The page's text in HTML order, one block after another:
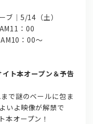
ブ｜5/14（土）
：00
：00～
ト本オープン＆予告
で謎のベールに包ま
いよ映像が解禁で
本オープン！